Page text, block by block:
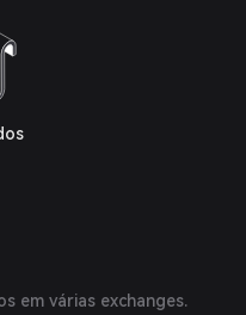
em várias exchanges.